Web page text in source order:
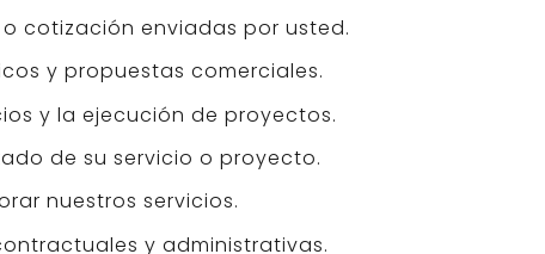
cotización enviadas por usted.
y propuestas comerciales.
y la ejecución de proyectos.
de su servicio o proyecto.
nuestros servicios.
y administrativas.